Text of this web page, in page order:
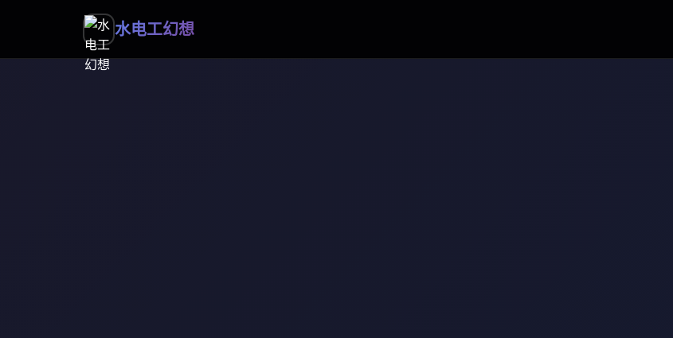
水电工幻想